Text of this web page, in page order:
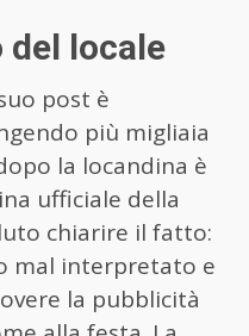
del locale
post è
più migliaia
la locandina è
ufficiale della
chiarire il fatto:
mal interpretato e
la pubblicità